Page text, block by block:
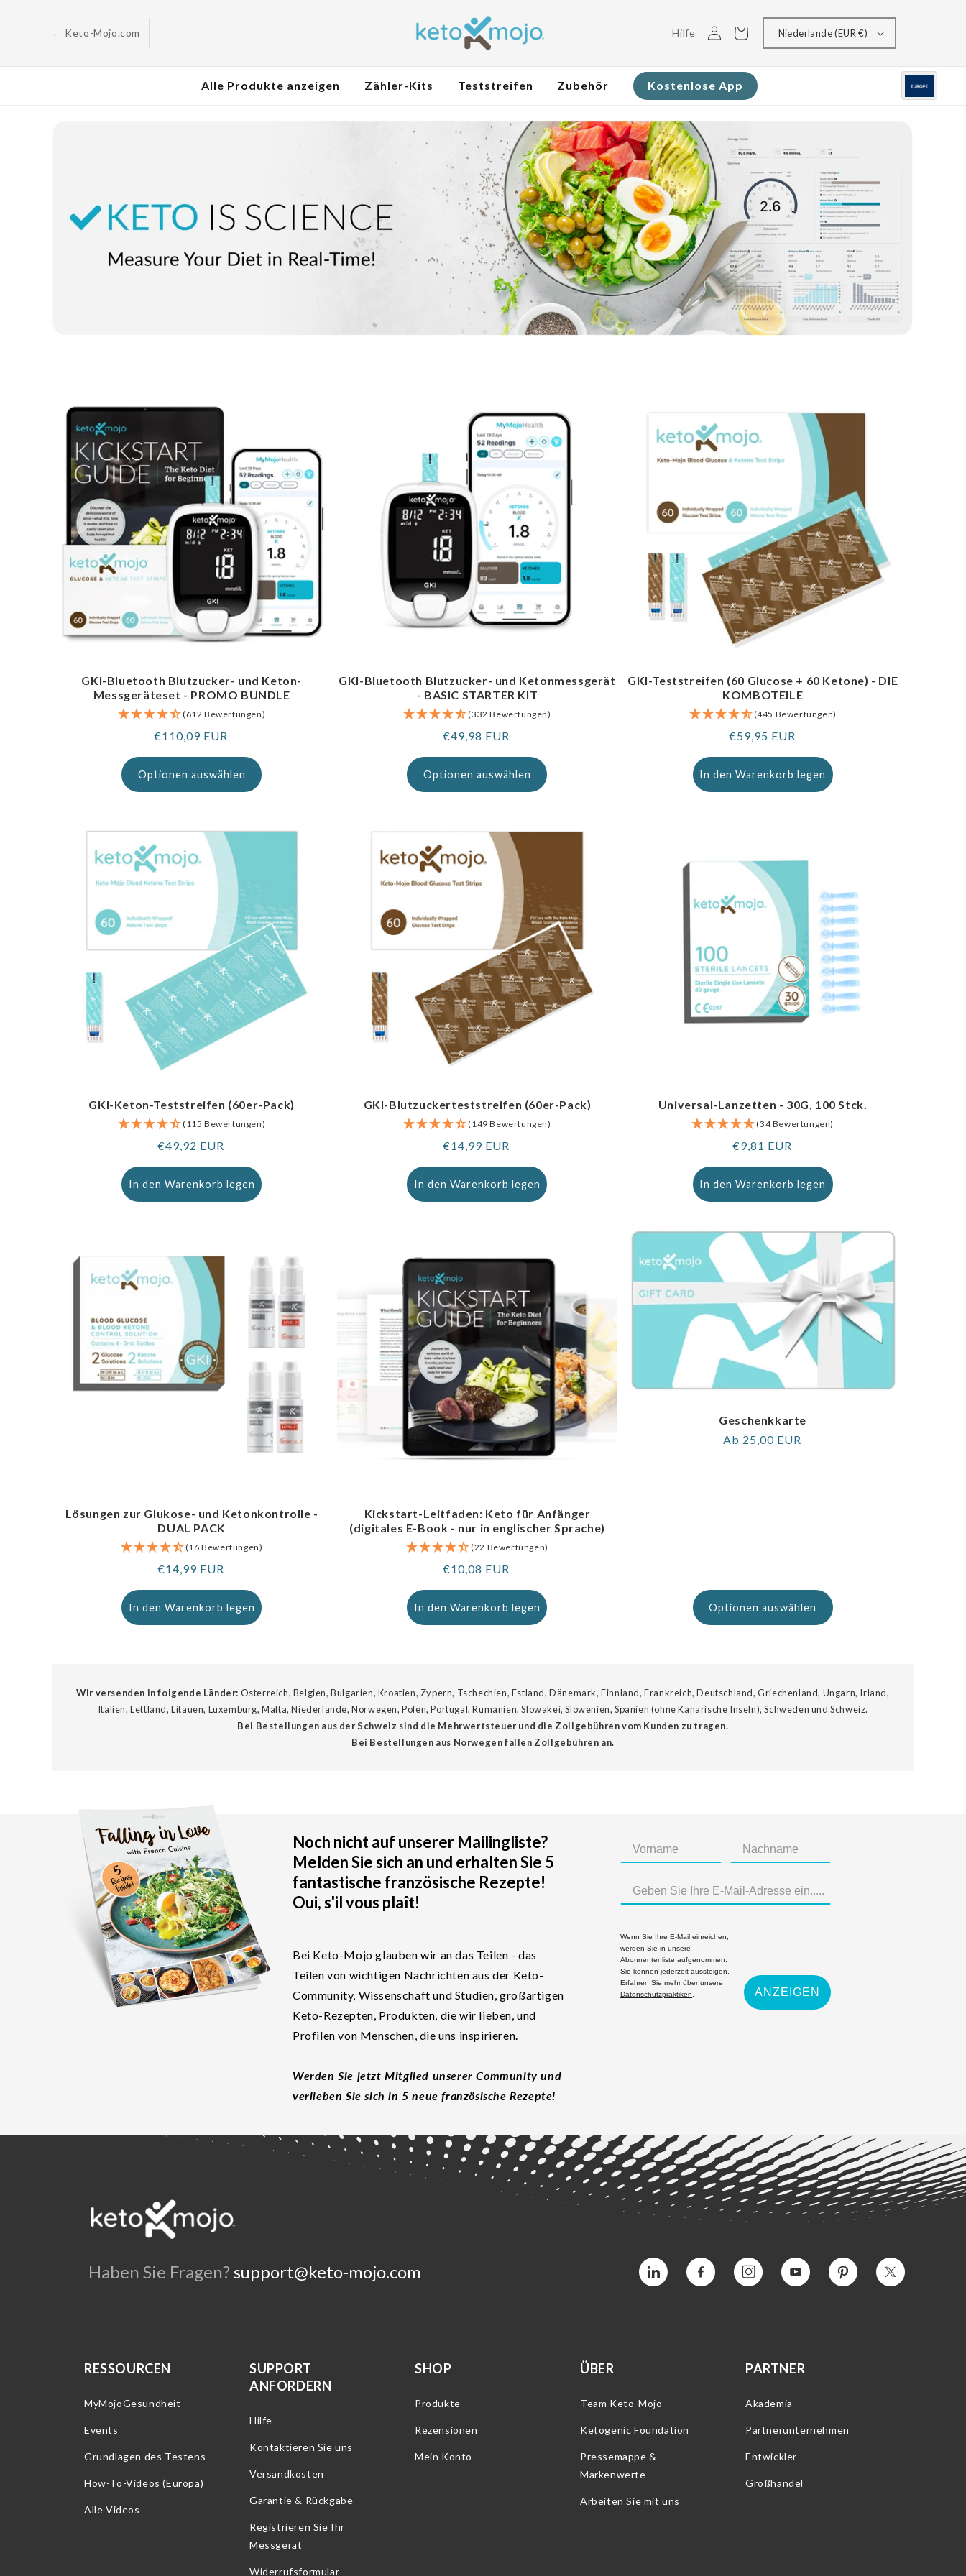
springen← Keto-Mojo.com HilfeEinloggenWarenkorb Niederlande (EUR €)
Alle Produkte anzeigen Zähler-Kits Teststreifen Zubehör Kostenlose App
GKI-Bluetooth Blutzucker- und Keton-
Messgeräteset - PROMO BUNDLE
(612 Bewertungen)
Regulärer
€110,09 EUR
Optionen auswählen
GKI-Bluetooth Blutzucker- und Ketonmessgerät
- BASIC STARTER KIT
(332 Bewertungen)
Regulärer
€49,98 EUR
Optionen auswählen
GKI-Teststreifen (60 Glucose + 60 Ketone) - DIE
KOMBOTEILE
(445 Bewertungen)
Regulärer
€59,95 EUR
In den Warenkorb legen
GKI-Keton-Teststreifen (60er-Pack)
(115 Bewertungen)
Regulärer
€49,92 EUR
In den Warenkorb legen
GKI-Blutzuckerteststreifen (60er-Pack)
(149 Bewertungen)
Regulärer
€14,99 EUR
In den Warenkorb legen
Universal-Lanzetten - 30G, 100 Stck.
(34 Bewertungen)
Regulärer
€9,81 EUR
In den Warenkorb legen
Lösungen zur Glukose- und Ketonkontrolle -
DUAL PACK
(16 Bewertungen)
Regulärer
€14,99 EUR
In den Warenkorb legen
Kickstart-Leitfaden: Keto für Anfänger
(digitales E-Book - nur in englischer Sprache)
(22 Bewertungen)
Regulärer
€10,08 EUR
In den Warenkorb legen
Geschenkkarte
Regulärer
Ab 25,00 EUR
Optionen auswählen
Wir versenden in folgende Länder: Österreich, Belgien, Bulgarien, Kroatien, Zypern, Tschechien, Estland, Dänemark, Finnland, Frankreich, Deutschland, Griechenland, Ungarn, Irland,
Italien, Lettland, Litauen, Luxemburg, Malta, Niederlande, Norwegen, Polen, Portugal, Rumänien, Slowakei, Slowenien, Spanien (ohne Kanarische Inseln), Schweden und Schweiz.
Bei Bestellungen aus der Schweiz sind die Mehrwertsteuer und die Zollgebühren vom Kunden zu tragen.
Bei Bestellungen aus Norwegen fallen Zollgebühren an.
Noch nicht auf unserer Mailingliste?
Melden Sie sich an und erhalten Sie 5
fantastische französische Rezepte!
Oui, s'il vous plaît!
Bei Keto-Mojo glauben wir an das Teilen - das
Teilen von wichtigen Nachrichten aus der Keto-
Community, Wissenschaft und Studien, großartigen
Keto-Rezepten, Produkten, die wir lieben, und
Profilen von Menschen, die uns inspirieren.
Werden Sie jetzt Mitglied unserer Community und
verlieben Sie sich in 5 neue französische Rezepte!
Wenn Sie Ihre E-Mail einreichen,
werden Sie in unsere
Abonnentenliste aufgenommen.
Sie können jederzeit aussteigen.
Erfahren Sie mehr über unsere
Datenschutzpraktiken. ANZEIGEN
Haben Sie Fragen? support@keto-mojo.com Vimeo Facebook InstagramYouTube InteresseTwitter
RESSOURCEN
MyMojoGesundheit
Events
Grundlagen des Testens
How-To-Videos (Europa)
Alle Videos
SUPPORT
ANFORDERN
Hilfe
Kontaktieren Sie uns
Versandkosten
Garantie & Rückgabe
Registrieren Sie Ihr
Messgerät
Widerrufsformular
SHOP
Produkte
Rezensionen
Mein Konto
ÜBER
Team Keto-Mojo
Ketogenic Foundation
Pressemappe &
Markenwerte
Arbeiten Sie mit uns
PARTNER
Akademia
Partnerunternehmen
Entwickler
Großhandel